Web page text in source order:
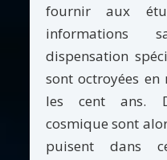
fournir aux
informations
dispensation
sont octroyées
les cent ans.
cosmique sont
puisent dans